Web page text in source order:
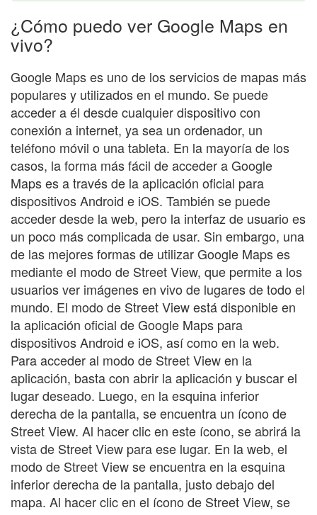
¿Cómo puedo ver Google Maps en
vivo?
Google Maps es uno de los servicios de mapas más
populares y utilizados en el mundo. Se puede
acceder a él desde cualquier dispositivo con
conexión a internet, ya sea un ordenador, un
teléfono móvil o una tableta. En la mayoría de los
casos, la forma más fácil de acceder a Google
Maps es a través de la aplicación oficial para
dispositivos Android e iOS. También se puede
acceder desde la web, pero la interfaz de usuario es
un poco más complicada de usar. Sin embargo, una
de las mejores formas de utilizar Google Maps es
mediante el modo de Street View, que permite a los
usuarios ver imágenes en vivo de lugares de todo el
mundo. El modo de Street View está disponible en
la aplicación oficial de Google Maps para
dispositivos Android e iOS, así como en la web.
Para acceder al modo de Street View en la
aplicación, basta con abrir la aplicación y buscar el
lugar deseado. Luego, en la esquina inferior
derecha de la pantalla, se encuentra un ícono de
Street View. Al hacer clic en este ícono, se abrirá la
vista de Street View para ese lugar. En la web, el
modo de Street View se encuentra en la esquina
inferior derecha de la pantalla, justo debajo del
mapa. Al hacer clic en el ícono de Street View, se